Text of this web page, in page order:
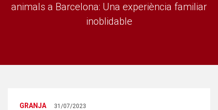
animals a Barcelona: Una experiència familiar
inoblidable
GRANJA 31/07/2023